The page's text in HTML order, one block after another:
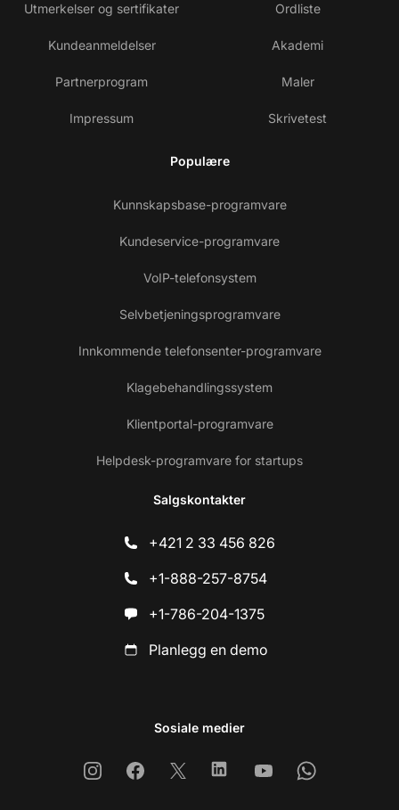
Utmerkelser og sertifikater
Kundeanmeldelser
Partnerprogram
Impressum
Ordliste
Akademi
Maler
Skrivetest
Populære
Kunnskapsbase-programvare
Kundeservice-programvare
VoIP-telefonsystem
Selvbetjeningsprogramvare
Innkommende telefonsenter-programvare
Klagebehandlingssystem
Klientportal-programvare
Helpdesk-programvare for startups
Salgskontakter
+421 2 33 456 826
+1-888-257-8754
+1-786-204-1375
Planlegg en demo
Sosiale medier
InstagramFacebook
X LinkedinYoutubeWhatsapp